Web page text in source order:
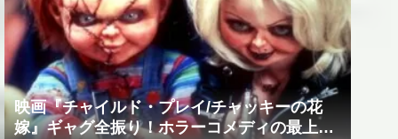
映画『チャイルド・プレイ/チャッキーの花
嫁』ギャグ全振り！ホラーコメディの最上級